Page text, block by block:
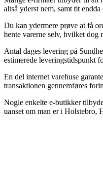
altså yderst nem, samt tit
Du kan ydermere prøve at få
hente varerne selv, hvilket
Antal dages levering på
estimerede leveringstidspunkt
En del internet varehuse
transaktionen gennemføres
Nogle enkelte e-butikker
uanset om man er i Holstebro,